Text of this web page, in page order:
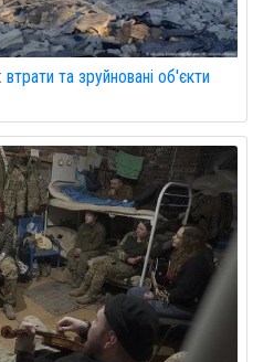
та зруйновані об'єкти